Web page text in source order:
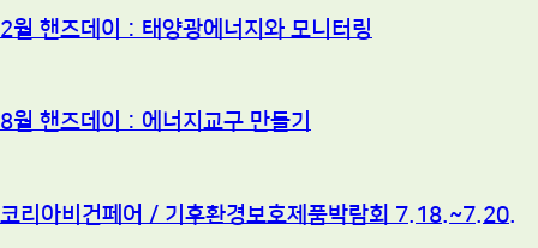
2월 핸즈데이 : 태양광에너지와 모니터링
8월 핸즈데이 : 에너지교구 만들기
코리아비건페어 / 기후환경보호제품박람회 7.18.~7.20.